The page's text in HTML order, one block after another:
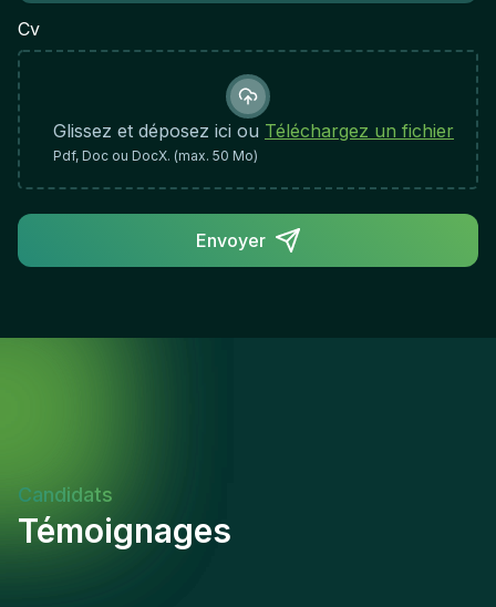
détailsExcellentes capacités de communication et
comportement professionnel avec les clients et les
collèguesAutonome et capable de travailler de
manière indépendante avec une supervision
minimaleFiable, ponctuel et engagé à fournir des
résultats de haute qualitéAdaptabilité et volonté de
se déplacer sur différents sites clients dans la
région de BruxellesEngagement envers la sécurité,
les normes de qualité et le développement
professionnel continuImpact du rôle et critères de
de performance et aux attentes des clients. Votre
Cv
Glissez et déposez ici ou Téléchargez un fichier
Pdf, Doc ou DocX. (max. 50 Mo)
Envoyer
Candidats
Témoignages